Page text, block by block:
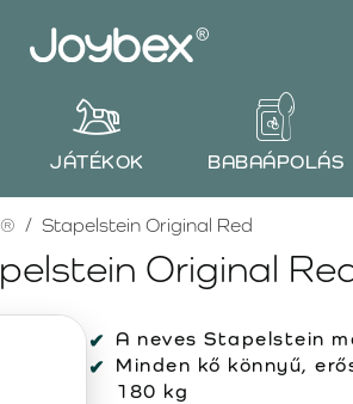
JÁTÉKOK BABAÁPOLÁS
Original
Stapelstein Original Red
A neves Stapelstein
Minden kő könnyű,
180 kg